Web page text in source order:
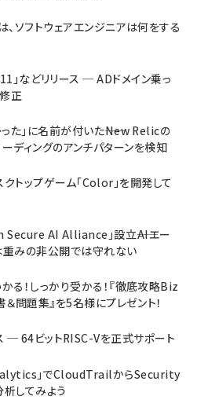
ソフトウェアエンジニアは何をする
」などリリース ─ ADドメイン乗っ
正
た」に名前が付いた――New Relicの
ディングのアンチパターンを検知
クトップゲーム「Color」を開発して
AI Alliance」設立――AIエー
重みの非公開では守れない
る！しっかり受かる！『徹底攻略Biz
問題集』を5名様にプレゼント！
─ 64ビットRISC-Vを正式サポート
」でCloudTrailからSecurity
してみよう